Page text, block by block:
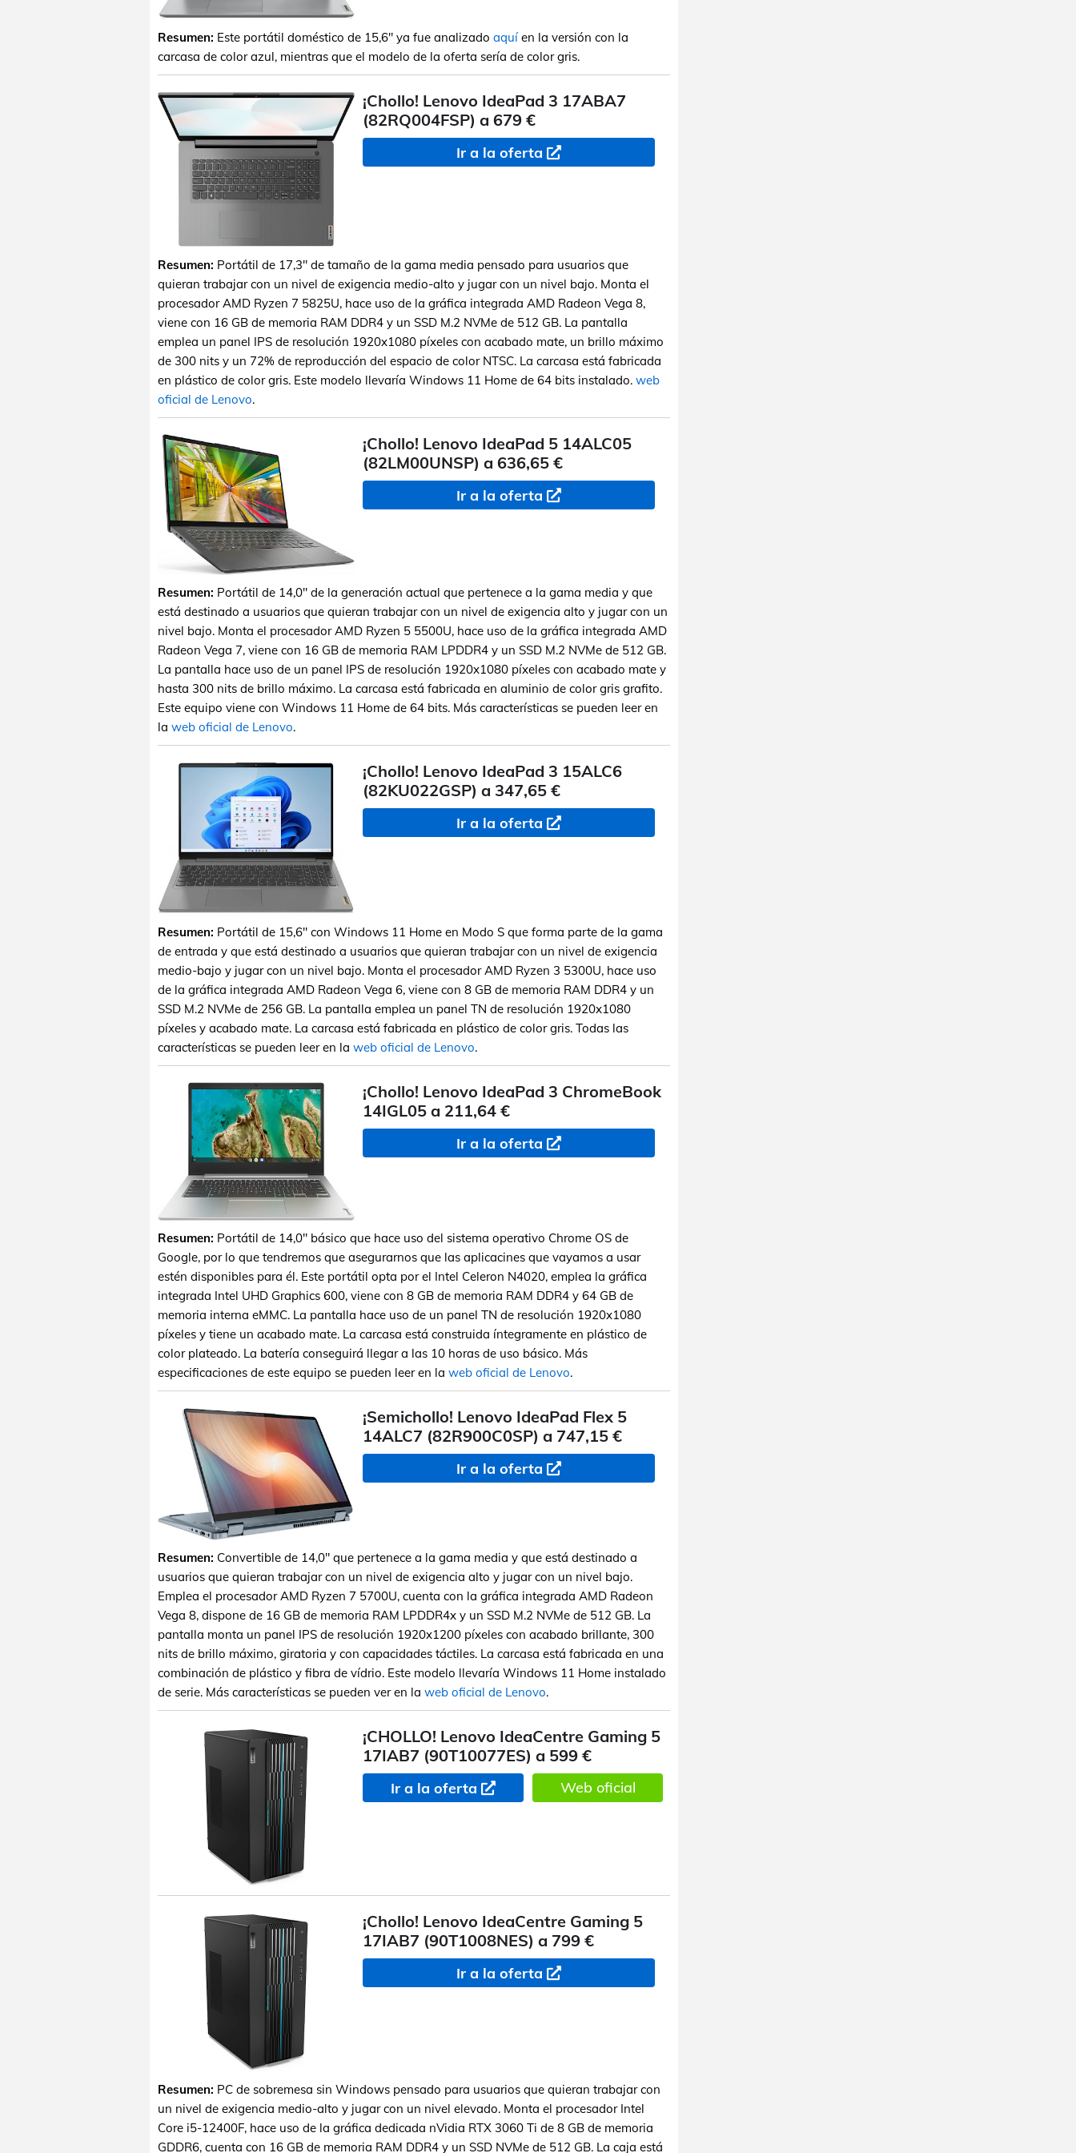
Resumen: Este portátil doméstico de 15,6" ya fue analizado aquí en la versión con la
carcasa de color azul, mientras que el modelo de la oferta sería de color gris.
¡Chollo! Lenovo IdeaPad 3 17ABA7
(82RQ004FSP) a 679 €
Ir a la oferta
Resumen: Portátil de 17,3" de tamaño de la gama media pensado para usuarios que
quieran trabajar con un nivel de exigencia medio-alto y jugar con un nivel bajo. Monta el
procesador AMD Ryzen 7 5825U, hace uso de la gráfica integrada AMD Radeon Vega 8,
viene con 16 GB de memoria RAM DDR4 y un SSD M.2 NVMe de 512 GB. La pantalla
emplea un panel IPS de resolución 1920x1080 píxeles con acabado mate, un brillo máximo
de 300 nits y un 72% de reproducción del espacio de color NTSC. La carcasa está fabricada
en plástico de color gris. Este modelo llevaría Windows 11 Home de 64 bits instalado. web
oficial de Lenovo.
¡Chollo! Lenovo IdeaPad 5 14ALC05
(82LM00UNSP) a 636,65 €
Ir a la oferta
Resumen: Portátil de 14,0" de la generación actual que pertenece a la gama media y que
está destinado a usuarios que quieran trabajar con un nivel de exigencia alto y jugar con un
nivel bajo. Monta el procesador AMD Ryzen 5 5500U, hace uso de la gráfica integrada AMD
Radeon Vega 7, viene con 16 GB de memoria RAM LPDDR4 y un SSD M.2 NVMe de 512 GB.
La pantalla hace uso de un panel IPS de resolución 1920x1080 píxeles con acabado mate y
hasta 300 nits de brillo máximo. La carcasa está fabricada en aluminio de color gris grafito.
Este equipo viene con Windows 11 Home de 64 bits. Más características se pueden leer en
la web oficial de Lenovo.
¡Chollo! Lenovo IdeaPad 3 15ALC6
(82KU022GSP) a 347,65 €
Ir a la oferta
Resumen: Portátil de 15,6" con Windows 11 Home en Modo S que forma parte de la gama
de entrada y que está destinado a usuarios que quieran trabajar con un nivel de exigencia
medio-bajo y jugar con un nivel bajo. Monta el procesador AMD Ryzen 3 5300U, hace uso
de la gráfica integrada AMD Radeon Vega 6, viene con 8 GB de memoria RAM DDR4 y un
SSD M.2 NVMe de 256 GB. La pantalla emplea un panel TN de resolución 1920x1080
píxeles y acabado mate. La carcasa está fabricada en plástico de color gris. Todas las
características se pueden leer en la web oficial de Lenovo.
¡Chollo! Lenovo IdeaPad 3 ChromeBook
14IGL05 a 211,64 €
Ir a la oferta
Resumen: Portátil de 14,0" básico que hace uso del sistema operativo Chrome OS de
Google, por lo que tendremos que asegurarnos que las aplicacines que vayamos a usar
estén disponibles para él. Este portátil opta por el Intel Celeron N4020, emplea la gráfica
integrada Intel UHD Graphics 600, viene con 8 GB de memoria RAM DDR4 y 64 GB de
memoria interna eMMC. La pantalla hace uso de un panel TN de resolución 1920x1080
píxeles y tiene un acabado mate. La carcasa está construida íntegramente en plástico de
color plateado. La batería conseguirá llegar a las 10 horas de uso básico. Más
especificaciones de este equipo se pueden leer en la web oficial de Lenovo.
¡Semichollo! Lenovo IdeaPad Flex 5
14ALC7 (82R900C0SP) a 747,15 €
Ir a la oferta
Resumen: Convertible de 14,0" que pertenece a la gama media y que está destinado a
usuarios que quieran trabajar con un nivel de exigencia alto y jugar con un nivel bajo.
Emplea el procesador AMD Ryzen 7 5700U, cuenta con la gráfica integrada AMD Radeon
Vega 8, dispone de 16 GB de memoria RAM LPDDR4x y un SSD M.2 NVMe de 512 GB. La
pantalla monta un panel IPS de resolución 1920x1200 píxeles con acabado brillante, 300
nits de brillo máximo, giratoria y con capacidades táctiles. La carcasa está fabricada en una
combinación de plástico y fibra de vídrio. Este modelo llevaría Windows 11 Home instalado
de serie. Más características se pueden ver en la web oficial de Lenovo.
¡CHOLLO! Lenovo IdeaCentre Gaming 5
17IAB7 (90T10077ES) a 599 €
Ir a la oferta Web oficial
¡Chollo! Lenovo IdeaCentre Gaming 5
17IAB7 (90T1008NES) a 799 €
Ir a la oferta
Resumen: PC de sobremesa sin Windows pensado para usuarios que quieran trabajar con
un nivel de exigencia medio-alto y jugar con un nivel elevado. Monta el procesador Intel
Core i5-12400F, hace uso de la gráfica dedicada nVidia RTX 3060 Ti de 8 GB de memoria
GDDR6, cuenta con 16 GB de memoria RAM DDR4 y un SSD NVMe de 512 GB. La caja está